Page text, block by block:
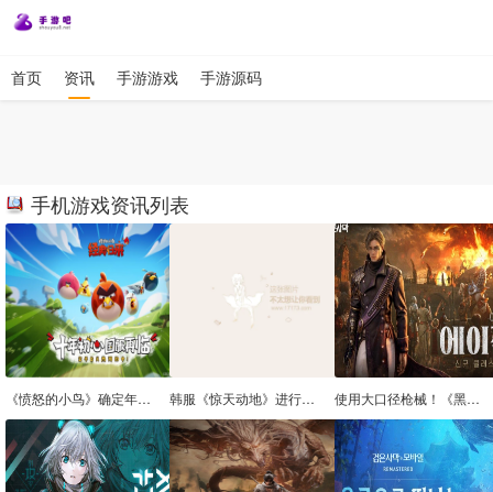
首页 资讯 手游游戏 手游源码
手机游戏资讯列表
《愤怒的小鸟》确定年底重返中国大陆市场：开放关卡编辑器，本地团队负责运营核心环节 韩服《惊天动地》进行夏季更新：国战变为阵营之战 使用大口径枪械！《黑色沙漠》全新职业“特工”上线